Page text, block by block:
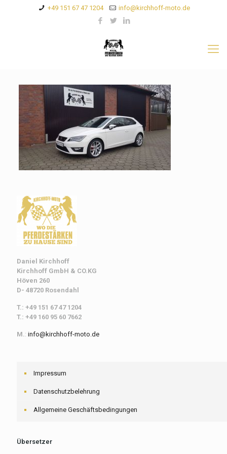
+49 151 67 47 1204 info@kirchhoff-moto.de
Daniel Kirchhoff
Kirchhoff GmbH & CO.KG
Höven 260
D- 48720 Rosendahl
T.: +49 151 67 47 1204
T.: +49 160 95 60 7662
M.: info@kirchhoff-moto.de
Impressum
Datenschutzbelehrung
Allgemeine Geschäftsbedingungen
Übersetzer